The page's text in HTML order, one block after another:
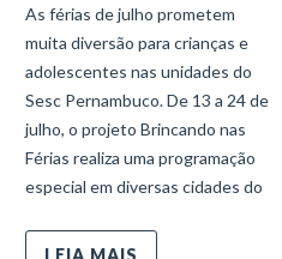
As férias de julho prometem
muita diversão para crianças e
adolescentes nas unidades do
Sesc Pernambuco. De 13 a 24 de
julho, o projeto Brincando nas
Férias realiza uma programação
especial em diversas cidades do
LEIA MAIS